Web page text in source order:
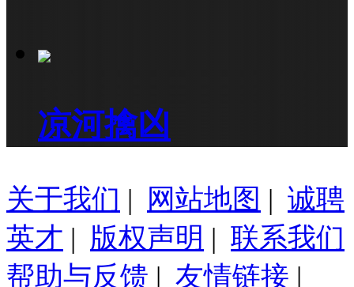
凉河擒凶
关于我们 | 网站地图 | 诚聘
英才 | 版权声明 | 联系我们
帮助与反馈 | 友情链接 |